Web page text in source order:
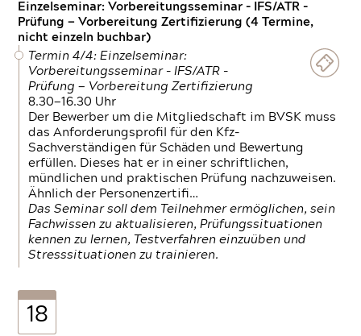
Einzelseminar: Vorbereitungsseminar - IFS/ATR -
Prüfung — Vorbereitung Zertifizierung (4 Termine,
nicht einzeln buchbar)
Termin 4/4: Einzelseminar:
Vorbereitungsseminar - IFS/ATR -
Prüfung — Vorbereitung Zertifizierung
8.30—16.30 Uhr
Der Bewerber um die Mitgliedschaft im BVSK muss
das Anforderungsprofil für den Kfz-
Sachverständigen für Schäden und Bewertung
erfüllen. Dieses hat er in einer schriftlichen,
mündlichen und praktischen Prüfung nachzuweisen.
Ähnlich der Personenzertifi…
Das Seminar soll dem Teilnehmer ermöglichen, sein
Fachwissen zu aktualisieren, Prüfungssituationen
kennen zu lernen, Testverfahren einzuüben und
Stresssituationen zu trainieren.
18